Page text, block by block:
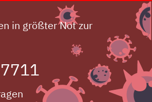
in größter Not zur